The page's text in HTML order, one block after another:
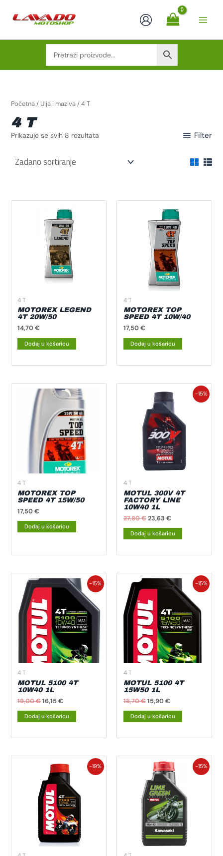
Početna/ Ulja i maziva/ 4 T
4 T
Prikazuje se svih 8 rezultata Filter
4 T
MOTOREX LEGEND
4T 20W/50
14,70€
Dodaj u košaricu
4 T
MOTOREX TOP
SPEED 4T 10W/40
17,50€
Dodaj u košaricu
4 T
MOTOREX TOP
SPEED 4T 15W/50
17,50€
Dodaj u košaricu
-15%
4 T
MOTUL 300V 4T
FACTORY LINE
10W40 1L
27,80€
cijena
bila
je:
27,80 €.
23,63 €
Trenutna
cijena
je:
23,63 €.
Dodaj u košaricu
-15%
4 T
MOTUL 5100 4T
10W40 1L
19,00€
Izvorna
je:
19,00 €.
16,15€
Trenutna
cijena
je:
16,15 €.
Dodaj u košaricu
-15%
4 T
MOTUL 5100 4T
15W50 1L
18,70€
Izvorna
cijena
je:
18,70 €.
15,90€
Trenutna
cijena
je:
15,90 €.
Dodaj u košaricu
-19%
cijena
bila
je:
23,30 €.
Trenutna
cijena
je:
18,80 €.
-15%
Izvorna
cijena
bila
je:
20,70 €.
Trenutna
cijena
je:
17,60 €.